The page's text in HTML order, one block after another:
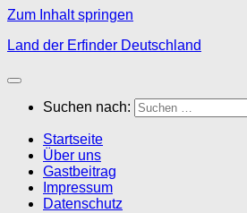
Zum Inhalt springen
Land der Erfinder Deutschland
Suchen nach:
Startseite
Über uns
Gastbeitrag
Impressum
Datenschutz